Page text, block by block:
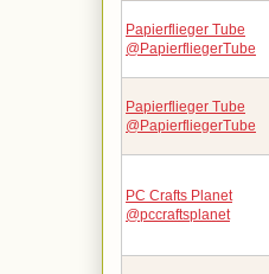
Papierflieger Tube
@PapierfliegerTube
Papierflieger Tube
@PapierfliegerTube
PC Crafts Planet
@pccraftsplanet